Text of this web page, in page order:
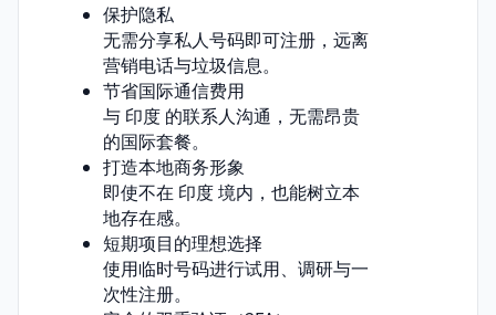
保护隐私
无需分享私人号码即可注册，远离
营销电话与垃圾信息。
节省国际通信费用
与 印度 的联系人沟通，无需昂贵
的国际套餐。
打造本地商务形象
即使不在 印度 境内，也能树立本
地存在感。
短期项目的理想选择
使用临时号码进行试用、调研与一
次性注册。